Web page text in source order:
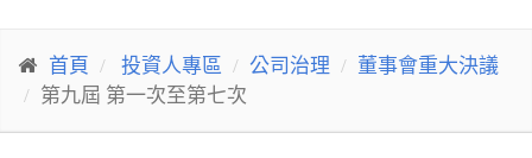
首頁 投資人專區 公司治理
董事會重大決議
第九屆 第一次至第七次